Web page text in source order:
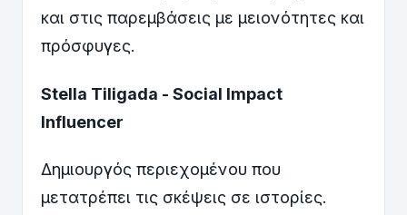
και στις παρεμβάσεις με μειονότητες και
πρόσφυγες.
Stella Tiligada - Social Impact
Influencer
Δημιουργός περιεχομένου που
μετατρέπει τις σκέψεις σε ιστορίες.